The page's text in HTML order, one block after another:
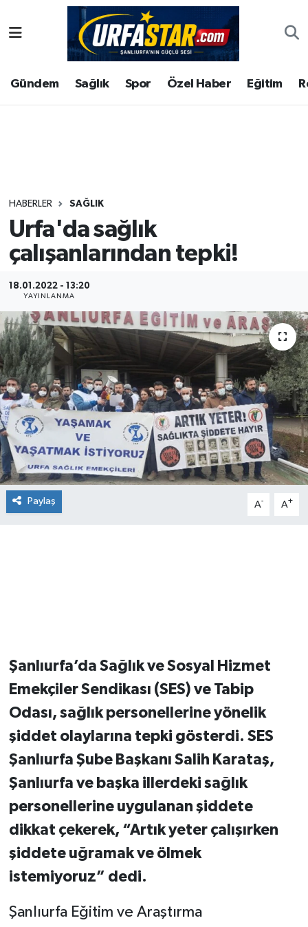
Gündem Sağlık Spor Özel Haber Eğitim
HABERLER SAĞLIK
Urfa'da sağlık
çalışanlarından tepki!
18.01.2022 - 13:20
YAYINLANMA
Paylaş A- A+
Şanlıurfa’da Sağlık ve Sosyal Hizmet
Emekçiler Sendikası (SES) ve Tabip
Odası, sağlık personellerine yönelik
şiddet olaylarına tepki gösterdi. SES
Şanlıurfa Şube Başkanı Salih Karataş,
Şanlıurfa ve başka illerdeki sağlık
personellerine uygulanan şiddete
dikkat çekerek, “Artık yeter çalışırken
şiddete uğramak ve ölmek
istemiyoruz” dedi.
Şanlıurfa Eğitim ve Araştırma
ASAYİS
ÇEVRE
Gündem
Kültür
Magazin
Şanlıurfa Nöbetçi Eczaneler
Şanlıurfa Hava Durumu
Tüm Manşetler
Son Dakika Haberleri
Haber Arşivi